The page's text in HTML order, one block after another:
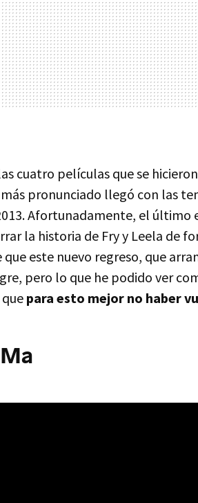
cuatro películas que se
pronunciado llegó con las
Afortunadamente, el último
la historia de Fry y Leela de
este nuevo regreso, que
pero lo que he podido ver
para esto mejor no haber